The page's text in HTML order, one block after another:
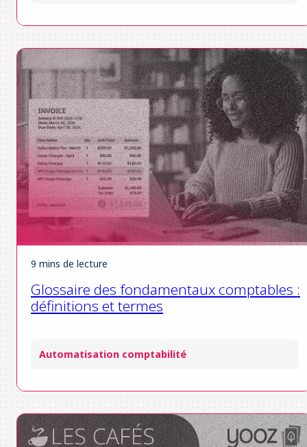
9 mins de lecture
Glossaire des fondamentaux comptables :
définitions et termes
Automatisation comptabilité